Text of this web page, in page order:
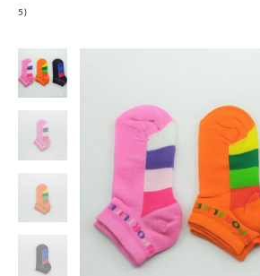
5)